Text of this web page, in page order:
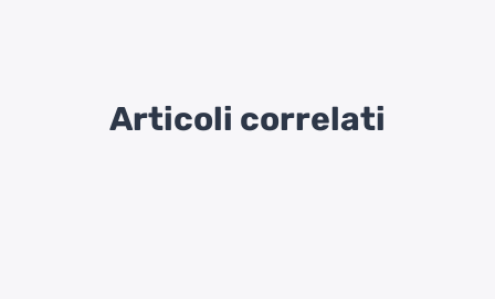
Articoli correlati